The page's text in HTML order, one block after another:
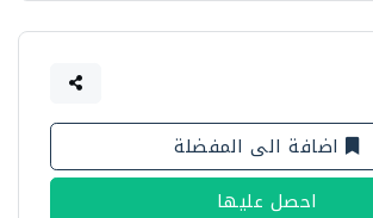
اضافة الى المفضلة
احصل عليها